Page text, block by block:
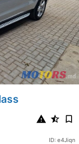
ID: e4Jiqn